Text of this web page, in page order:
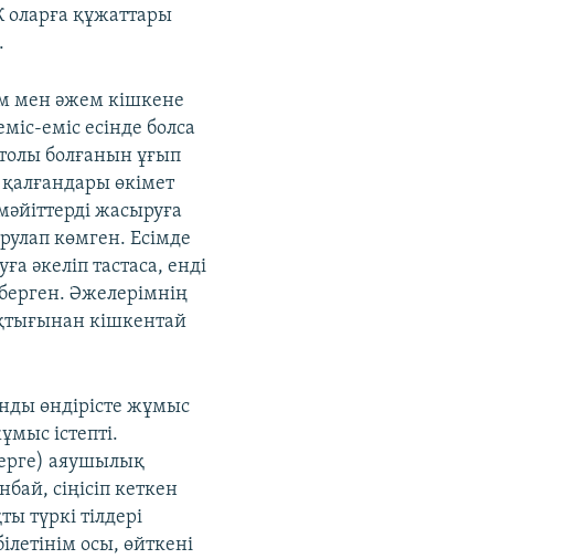
оларға құжаттары
мен әжем кішкене
еміс есінде болса
болғанын ұғып
өкімет
жасыруға
көмген. Есімде
әкеліп тастаса, енді
Әжелерімнің
кішкентай
өндірісте жұмыс
істепті.
аяушылық
сіңісіп кеткен
түркі тілдері
осы, өйткені